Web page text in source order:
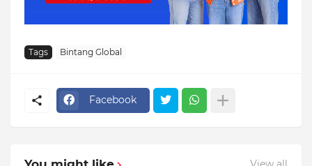
Tags Bintang Global
Facebook